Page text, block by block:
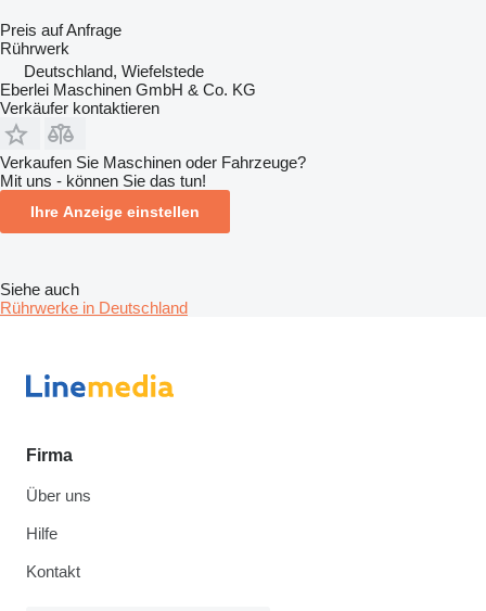
Preis auf Anfrage
Rührwerk
Deutschland, Wiefelstede
Eberlei Maschinen GmbH & Co. KG
Verkäufer kontaktieren
Verkaufen Sie Maschinen oder Fahrzeuge?
Mit uns - können Sie das tun!
Ihre Anzeige einstellen
Siehe auch
Rührwerke in Deutschland
Firma
Über uns
Hilfe
Kontakt